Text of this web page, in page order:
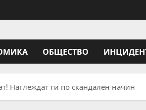
ОБЩЕСТВО
Наглеждат ги по скандален начин